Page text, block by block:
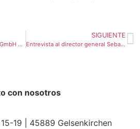
Stölting Security & Service GmbH en la feria de seguridad „security 2018“ en Essen
SIGUIENTE
Entrevista al director general Sebastian Mosbacher
con nosotros
19 | 45889 Gelsenkirchen